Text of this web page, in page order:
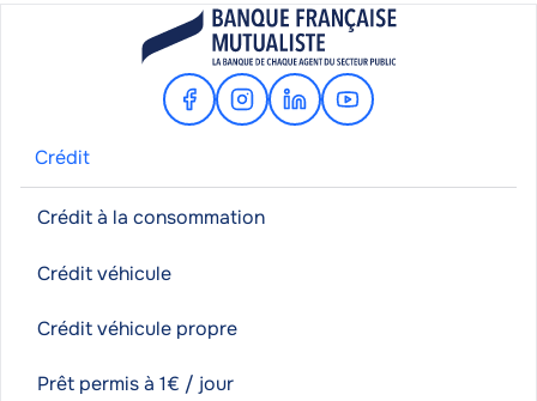
FacebookInstagram
LinkedinYoutube
Crédit
Crédit à la consommation
Crédit véhicule
Crédit véhicule propre
Prêt permis à 1€ / jour